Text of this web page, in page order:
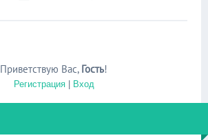
Приветствую Вас, Гость!
Регистрация| Вход